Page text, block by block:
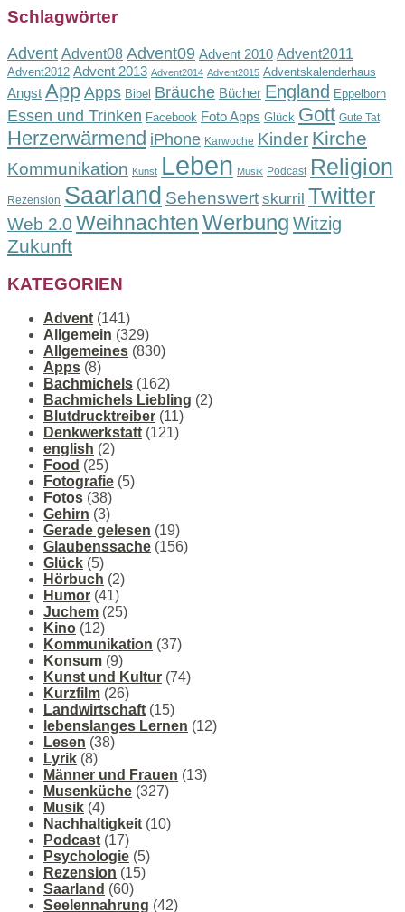
Schlagwörter
Advent Advent08 Advent09 Advent 2010 Advent2011
Advent2012 Advent 2013 Advent2014 Advent2015 Adventskalenderhaus
Angst App Apps Bibel Bräuche Bücher England Eppelborn
Essen und Trinken Facebook Foto Apps Glück Gott Gute Tat
Herzerwärmend iPhone Karwoche Kinder Kirche
Kommunikation Kunst Leben Musik Podcast Religion
Rezension Saarland Sehenswert skurril Twitter
Web 2.0 WeihnachtenWerbung Witzig
Zukunft
KATEGORIEN
Advent (141)
Allgemein (329)
Allgemeines (830)
Apps (8)
Bachmichels (162)
Bachmichels Liebling (2)
Blutdrucktreiber (11)
Denkwerkstatt (121)
english (2)
Food (25)
Fotografie (5)
Fotos (38)
Gehirn (3)
Gerade gelesen (19)
Glaubenssache (156)
Glück (5)
Hörbuch (2)
Humor (41)
Juchem (25)
Kino (12)
Kommunikation (37)
Konsum (9)
Kunst und Kultur (74)
Kurzfilm (26)
Landwirtschaft (15)
lebenslanges Lernen (12)
Lesen (38)
Lyrik (8)
Männer und Frauen (13)
Musenküche (327)
Musik (4)
Nachhaltigkeit (10)
Podcast (17)
Psychologie (5)
Rezension (15)
Saarland (60)
Seelennahrung (42)